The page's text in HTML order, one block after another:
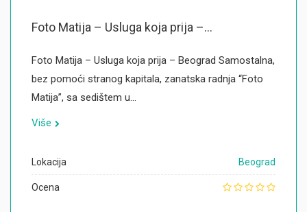
Foto Matija – Usluga koja prija –...
Foto Matija – Usluga koja prija – Beograd Samostalna,
bez pomoći stranog kapitala, zanatska radnja “Foto
Matija”, sa sedištem u…
Više
Lokacija Beograd
Ocena